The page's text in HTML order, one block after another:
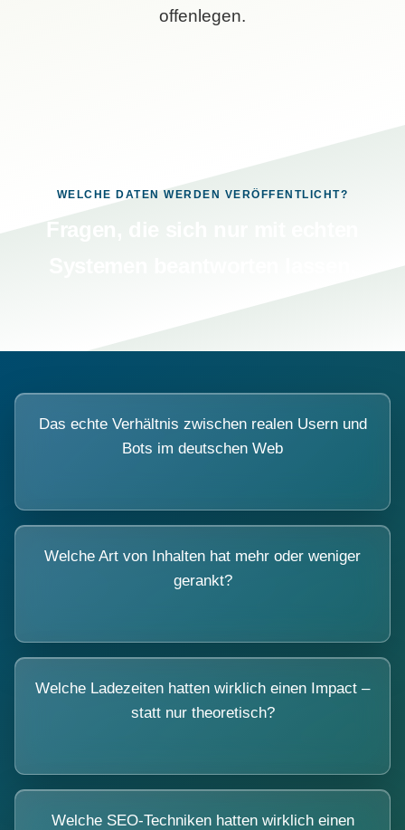
offenlegen.
WELCHE DATEN WERDEN VERÖFFENTLICHT?
Das echte Verhältnis zwischen realen Usern und
Bots im deutschen Web
Welche Art von Inhalten hat mehr oder weniger
gerankt?
Welche Ladezeiten hatten wirklich einen Impact –
statt nur theoretisch?
Welche SEO-Techniken hatten wirklich einen